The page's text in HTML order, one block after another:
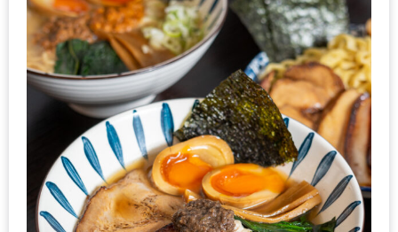
ครั้ง
ที่
2
เทศกาล
เบียร์
ที่
ใหญ่
ที่สุด
ใน